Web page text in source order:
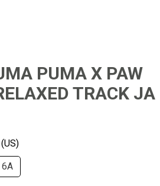
PUMA X PAW
TRACK JA
6A